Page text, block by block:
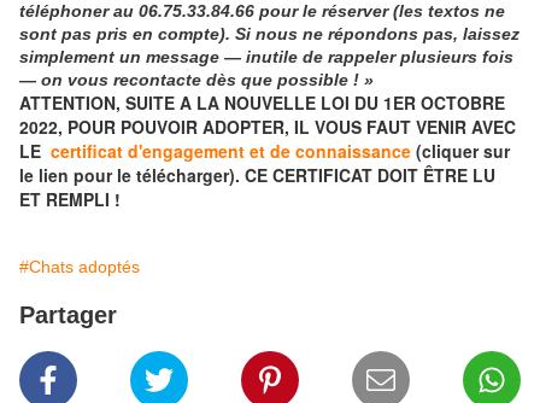
téléphonerau 06.75.33.84.66 pour le réserver (les textos ne
sont pas pris en compte). Si nous ne répondons pas, laissez
simplement un message — inutile de rappeler plusieurs fois
— on vous recontacte dès que possible ! »
ATTENTION, SUITE A LA NOUVELLE LOI DU 1ER OCTOBRE
2022, POUR POUVOIR ADOPTER, IL VOUS FAUT VENIR AVEC
LE certificat d'engagement et de connaissance (cliquer sur
le lien pour le télécharger). CE CERTIFICAT DOIT ÊTRE LU
ET REMPLI !
#Chats adoptés
Partager